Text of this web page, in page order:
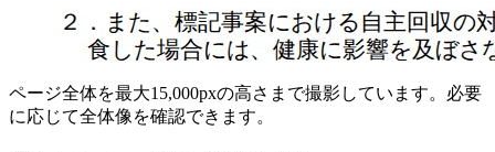
ページ全体を最大15,000pxの高さまで撮影しています。必要
に応じて全体像を確認できます。